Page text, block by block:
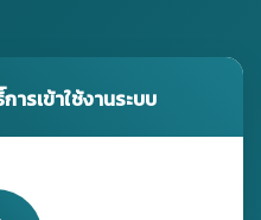
รเข้าใช้งานระบบ